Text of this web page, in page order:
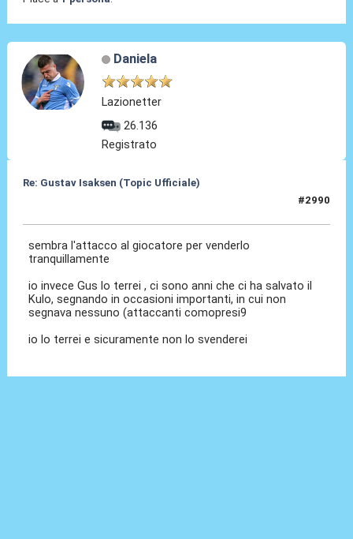
Daniela
Lazionetter
26.136
Registrato
Re: Gustav Isaksen (Topic Ufficiale)
#2990
sembra l'attacco al giocatore per venderlo
tranquillamente
io invece Gus lo terrei , ci sono anni che ci ha salvato il
Kulo, segnando in occasioni importanti, in cui non
segnava nessuno (attaccanti comopresi9
io lo terrei e sicuramente non lo svenderei